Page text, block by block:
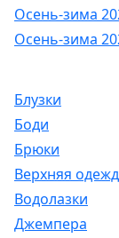
Осень-зима
Осень-зима
Блузки
Боди
Брюки
Верхняя
Водолазки
Джемпера